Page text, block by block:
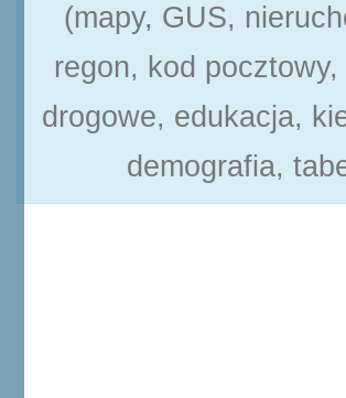
(mapy, GUS,
regon, kod
drogowe, edukacja,
demografia,